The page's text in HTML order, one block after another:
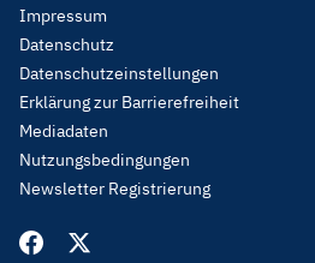
Footer
Menu
Legal
Impressum
Datenschutz
Datenschutzeinstellungen
Erklärung zur Barrierefreiheit
Mediadaten
Nutzungsbedingungen
Newsletter Registrierung